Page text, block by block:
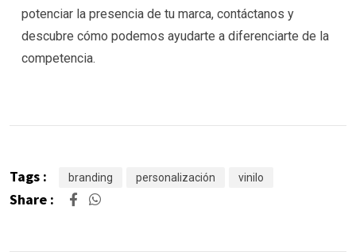
potenciar la presencia de tu marca, contáctanos y
descubre cómo podemos ayudarte a diferenciarte de la
competencia.
Tags : branding personalización vinilo
Share :